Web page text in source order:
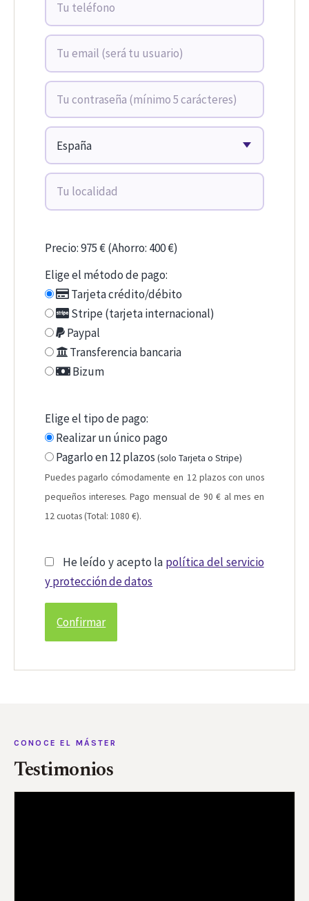
Precio: 975 € (Ahorro: 400 €)
Elige el método de pago:
Tarjeta crédito/débito
Stripe (tarjeta internacional)
Paypal
Transferencia bancaria
Bizum
Elige el tipo de pago:
Realizar un único pago
Pagarlo en 12 plazos(solo Tarjeta o Stripe)
Puedes pagarlo cómodamente en 12 plazos con unos
pequeños intereses. Pago mensual de 90 € al mes en
12 cuotas (Total: 1080 €).
He leído y acepto la política del servicio
y protección de datos
CONOCE EL MÁSTER
Testimonios